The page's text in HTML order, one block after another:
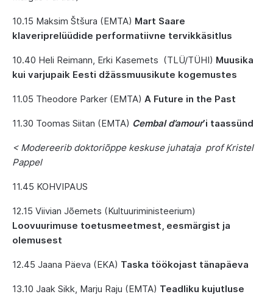
10.15 Maksim Štšura (EMTA) Mart Saare
klaveriprelüüdide performatiivne tervikkäsitlus
10.40 Heli Reimann, Erki Kasemets (TLÜ/TÜHI) Muusika
kui varjupaik Eesti džässmuusikute kogemustes
11.05 Theodore Parker (EMTA) A Future in the Past
11.30 Toomas Siitan (EMTA) Cembal d’amour’i taassünd
< Modereerib doktoriõppe keskuse juhataja prof Kristel
Pappel
11.45 KOHVIPAUS
12.15 Viivian Jõemets (Kultuuriministeerium)
Loovuurimuse toetusmeetmest, eesmärgist ja
olemusest
12.45 Jaana Päeva (EKA) Taska töökojast tänapäeva
13.10 Jaak Sikk, Marju Raju (EMTA) Teadliku kujutluse